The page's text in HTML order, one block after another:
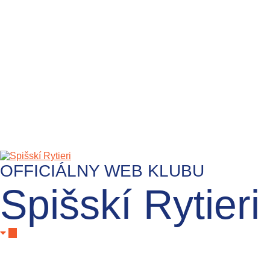
OFFICIÁLNY WEB KLUBU
Spišskí Rytieri